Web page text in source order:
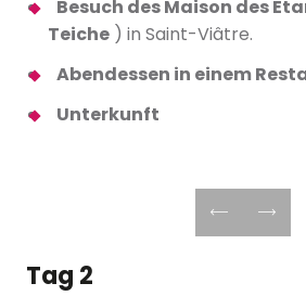
Besuch des Maison des
Teiche ) in Saint-Viâtre.
Abendessen in einem
Unterkunft
Tag 2